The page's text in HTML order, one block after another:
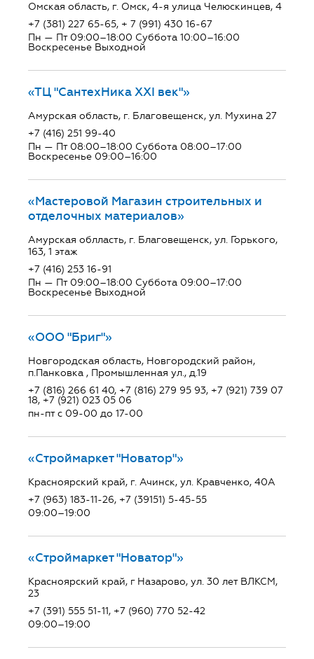
Омская область, г. Омск, 4-я улица Челюскинцев, 4
+7 (381) 227 65-65, + 7 (991) 430 16-67
Пн — Пт 09:00–18:00 Суббота 10:00–16:00
Воскресенье Выходной
«ТЦ "СантехНика ХХI век"»
Амурская область, г. Благовещенск, ул. Мухина 27
+7 (416) 251 99-40
Пн — Пт 08:00–18:00 Суббота 08:00–17:00
Воскресенье 09:00–16:00
«Мастеровой Магазин строительных и
отделочных материалов»
Амурская облласть, г. Благовещенск, ул. Горького,
163, 1 этаж
+7 (416) 253 16-91
Пн — Пт 09:00–18:00 Суббота 09:00–17:00
Воскресенье Выходной
«ООО "Бриг"»
Новгородская область, Новгородский район,
п.Панковка , Промышленная ул., д.19
+7 (816) 266 61 40, +7 (816) 279 95 93, +7 (921) 739 07
18, +7 (921) 023 05 06
пн-пт с 09-00 до 17-00
«Строймаркет "Новатор"»
Красноярский край, г. Ачинск, ул. Кравченко, 40А
+7 (963) 183-11-26, +7 (39151) 5-45-55
09:00–19:00
«Строймаркет "Новатор"»
Красноярский край, г Назарово, ул. 30 лет ВЛКСМ,
23
+7 (391) 555 51-11, +7 (960) 770 52-42
09:00–19:00